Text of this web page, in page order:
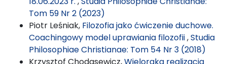
Tom 59 Nr 2 (2023)
Piotr Leśniak, Filozofia jako ćwiczenie duchowe.
Coachingowy model uprawiania filozofii,Studia
Philosophiae Christianae: Tom 54 Nr 3 (2018)